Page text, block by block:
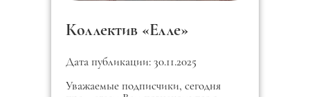
Коллектив «Елле»
Дата публикации: 30.11.2025
Уважаемые подписчики, сегодня